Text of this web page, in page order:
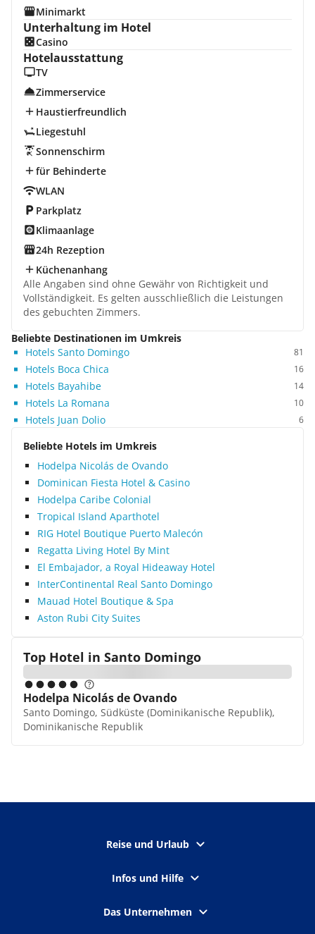
Minimarkt
Unterhaltung im Hotel
Casino
Hotelausstattung
TV
Zimmerservice
Haustierfreundlich
Liegestuhl
Sonnenschirm
für Behinderte
WLAN
Parkplatz
Klimaanlage
24h Rezeption
Küchenanhang
Alle Angaben sind ohne Gewähr von Richtigkeit und
Vollständigkeit. Es gelten ausschließlich die Leistungen
des gebuchten Zimmers.
Beliebte Destinationen im Umkreis
Hotels Santo Domingo
81
Hotels Boca Chica 16
Hotels Bayahibe 14
Hotels La Romana 10
Hotels Juan Dolio 6
Beliebte Hotels im Umkreis
Hodelpa Nicolás de Ovando
Dominican Fiesta Hotel & Casino
Hodelpa Caribe Colonial
Tropical Island Aparthotel
RIG Hotel Boutique Puerto Malecón
Regatta Living Hotel By Mint
El Embajador, a Royal Hideaway Hotel
InterContinental Real Santo Domingo
Mauad Hotel Boutique & Spa
Aston Rubi City Suites
Top Hotel in Santo Domingo
Hodelpa Nicolás de Ovando
Santo Domingo, Südküste (Dominikanische Republik),
Dominikanische Republik
Reise und Urlaub
Infos und Hilfe
Das Unternehmen